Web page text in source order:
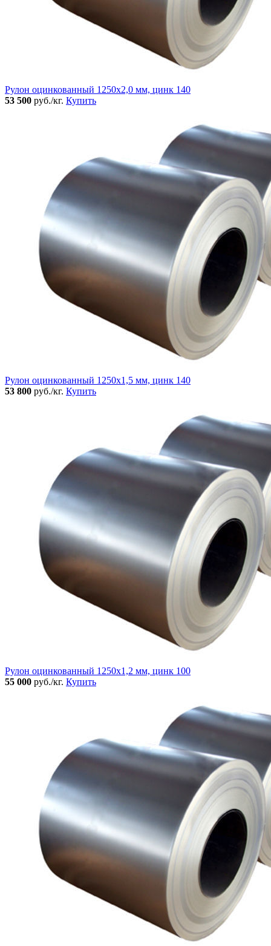
Рулон оцинкованный 1250х2,0 мм, цинк 140
53 500 руб./кг. Купить
Рулон оцинкованный 1250х1,5 мм, цинк 140
53 800 руб./кг. Купить
Рулон оцинкованный 1250х1,2 мм, цинк 100
55 000 руб./кг. Купить